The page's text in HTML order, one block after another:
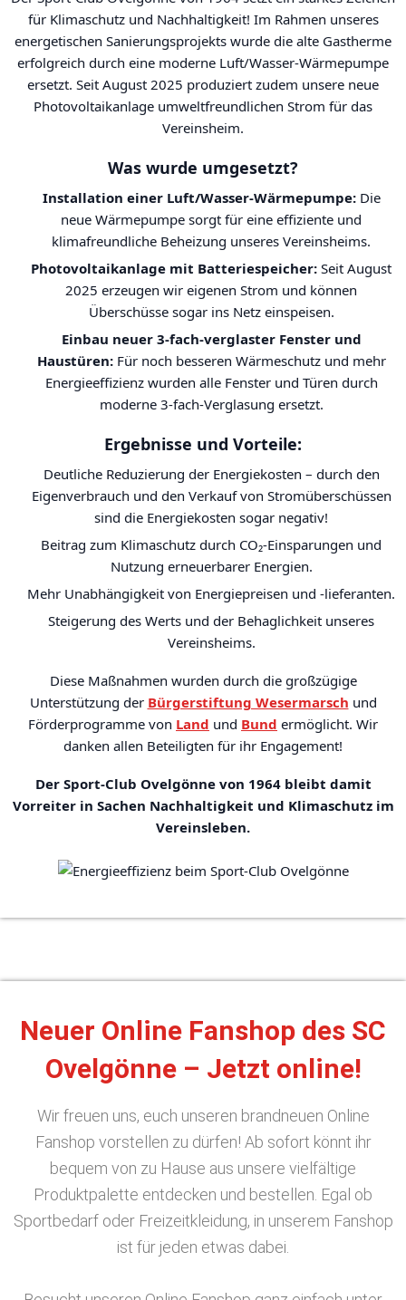
für Klimaschutz und Nachhaltigkeit! Im Rahmen unseres
energetischen Sanierungsprojekts wurde die alte Gastherme
erfolgreich durch eine moderne Luft/Wasser-Wärmepumpe
ersetzt. Seit August 2025 produziert zudem unsere neue
Photovoltaikanlage umweltfreundlichen Strom für das
Vereinsheim.
Was wurde umgesetzt?
Installation einer Luft/Wasser-Wärmepumpe:Die
neue Wärmepumpe sorgt für eine effiziente und
klimafreundliche Beheizung unseres Vereinsheims.
Photovoltaikanlage mit Batteriespeicher: Seit August
2025 erzeugen wir eigenen Strom und können
Überschüsse sogar ins Netz einspeisen.
Einbau neuer 3-fach-verglaster Fenster und
Haustüren:Für noch besseren Wärmeschutz und mehr
Energieeffizienz wurden alle Fenster und Türen durch
moderne 3-fach-Verglasung ersetzt.
Ergebnisse und Vorteile:
Deutliche Reduzierung der Energiekosten – durch den
Eigenverbrauch und den Verkauf von Stromüberschüssen
sind die Energiekosten sogar negativ!
Beitrag zum Klimaschutz durch CO₂-Einsparungen und
Nutzung erneuerbarer Energien.
Mehr Unabhängigkeit von Energiepreisen und -lieferanten.
Steigerung des Werts und der Behaglichkeit unseres
Vereinsheims.
Diese Maßnahmen wurden durch die großzügige
Unterstützung der Bürgerstiftung Wesermarsch und
Förderprogramme von Land und Bund ermöglicht. Wir
danken allen Beteiligten für ihr Engagement!
Der Sport-Club Ovelgönne von 1964 bleibt damit
Vorreiter in Sachen Nachhaltigkeit und Klimaschutz im
Vereinsleben.
Neuer Online Fanshop des SC
Ovelgönne – Jetzt online!
Wir freuen uns, euch unseren brandneuen Online
Fanshop vorstellen zu dürfen! Ab sofort könnt ihr
bequem von zu Hause aus unsere vielfältige
Produktpalette entdecken und bestellen. Egal ob
Sportbedarf oder Freizeitkleidung, in unserem Fanshop
ist für jeden etwas dabei.